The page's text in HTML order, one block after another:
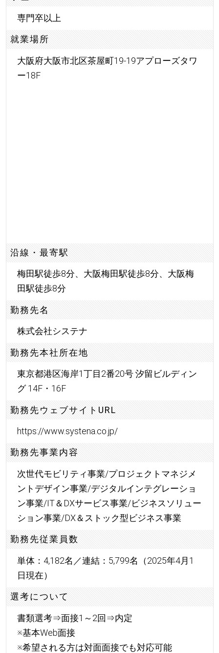
専門卒以上
就業場所
大阪府大阪市北区茶屋町19-19アプローズタワ
ー18F
沿線・最寄駅
梅田駅徒歩8分、大阪梅田駅徒歩8分、大阪梅
田駅徒歩8分
勤務先名
株式会社システナ
勤務先本社所在地
東京都港区海岸1丁目2番20号 汐留ビルディン
グ 14F・16F
勤務先ウェブサイトURL
https://www.systena.co.jp/
勤務先事業内容
次世代モビリティ事業/プロジェクトマネジメ
ントデザイン事業/デジタルインテグレーショ
ン事業/IT＆DXサービス事業/ビジネスソリュー
ション事業/DX＆ストック型ビジネス事業
勤務先従業員数
単体：4,182名／連結：5,799名（2025年4月1
日現在）
選考について
書類選考⇒面接1～2回⇒内定
※基本Web面接
※希望される方は対面面接でも対応可能